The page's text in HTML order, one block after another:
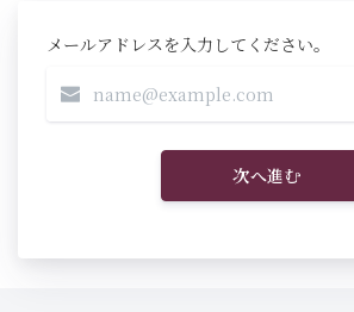
メールアドレスを入力してください。
次へ進む